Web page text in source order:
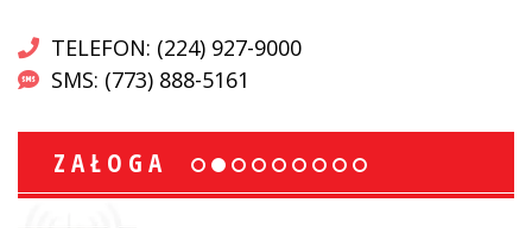
TELEFON: (224) 927-9000
SMS: (773) 888-5161
ZAŁOGA